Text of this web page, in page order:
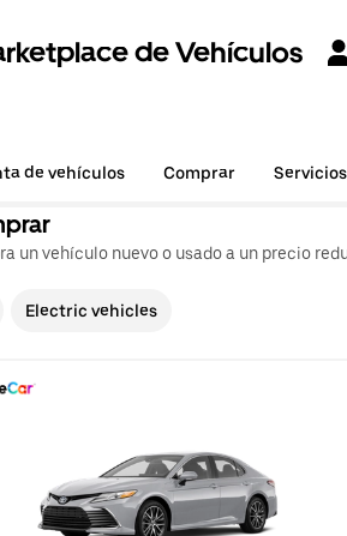
de Vehículos
de vehículos Comprar Servicios
un vehículo nuevo o usado a un precio
Electric vehicles